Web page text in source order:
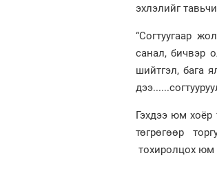
эхлэлийг
“Согтуугаар
санал, бичвэр
шийтгэл, бага
Гэхдээ юм хоёр
төгрөгөөр
тохиролцох юм